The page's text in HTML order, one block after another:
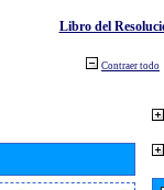
Libro del
Contraer todo